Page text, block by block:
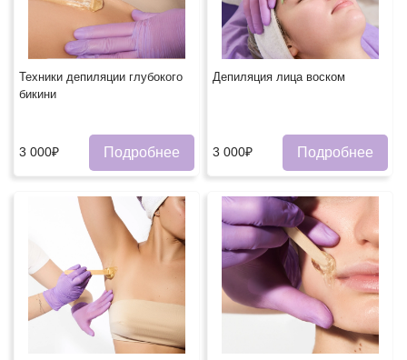
Техники депиляции глубокого
бикини
3 000₽ Подробнее
Депиляция лица воском
3 000₽ Подробнее